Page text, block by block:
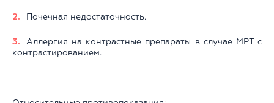
Почечная недостаточность.
Аллергия на контрастные препараты в случае МРТ с
контрастированием.